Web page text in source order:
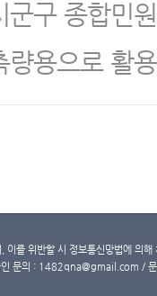
군구 종합민
량용으로 활
를 위반할 시 정보통신망법에 의
인 문의 : 1482qna@gmail.com /